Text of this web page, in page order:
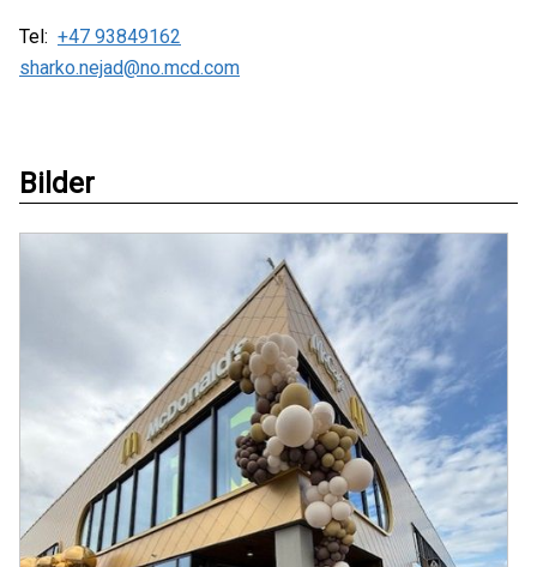
Tel: +47 93849162
sharko.nejad@no.mcd.com
Bilder